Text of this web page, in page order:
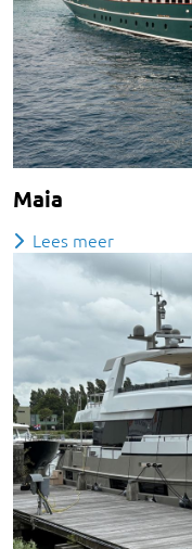
Maia
Lees meer